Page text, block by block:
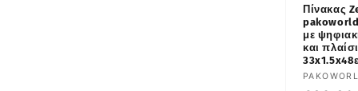
Πίνακας
με
και